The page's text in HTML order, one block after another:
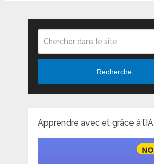
Recherche
Apprendre avec et grâce à l’IA